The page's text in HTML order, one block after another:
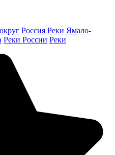
Россия Реки Ямало-
Реки России Реки